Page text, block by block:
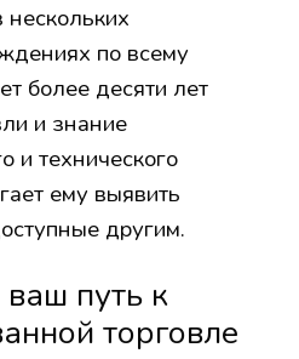
нескольких
по всему
более десяти лет
и знание
и технического
ему выявить
другим.
путь к
торговле